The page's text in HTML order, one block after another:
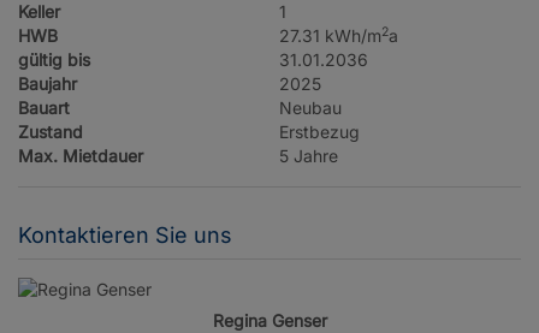
Keller
1
HWB
27.31 kWh/m2a
gültig bis
31.01.2036
Baujahr
2025
Bauart
Neubau
Zustand
Erstbezug
Max. Mietdauer
5 Jahre
Kontaktieren Sie uns
Regina Genser